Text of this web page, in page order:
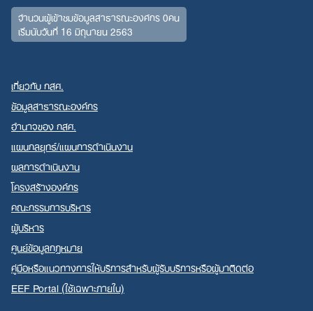
Search
for:
จำนวนผู้เข้าชมข้อมูลสาธารณะองค์กร 0คน
เริ่มนับวันที่ 16 มิถุนายน 2563
เกี่ยวกับ กสศ.
ข้อมูลสาธารณะองค์กร
อำนาจของ กสศ.
แผนกลยุทธ์/แผนการดำเนินงาน
ผลการดำเนินงาน
โครงสร้างองค์กร
คณะกรรมการบริหาร
ผู้บริหาร
ศูนย์ข้อมูลกฎหมาย
คู่มือหรือแนวทางการให้บริการสำหรับผู้รับบริการหรือผู้มาติดต่อ
EEF Portal (ใช้เฉพาะภายใน)